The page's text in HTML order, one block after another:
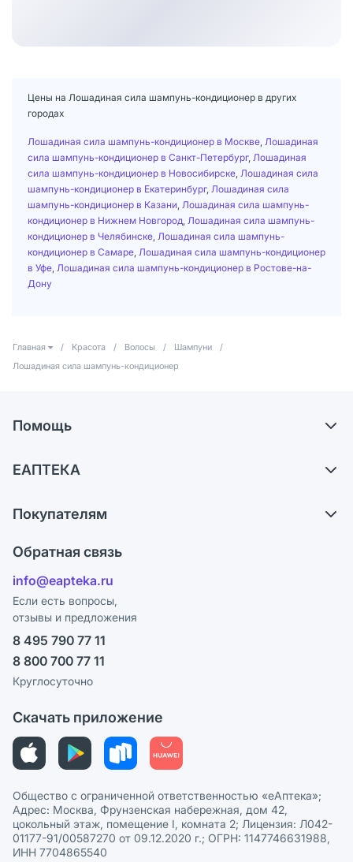
Цены на Лошадиная сила шампунь-кондиционер в других
городах
Лошадиная сила шампунь-кондиционер в Москве Лошадиная
сила шампунь-кондиционер в Санкт-Петербург, Лошадиная
сила шампунь-кондиционер в Новосибирске Лошадиная сила
шампунь-кондиционер в Екатеринбург, Лошадиная сила
шампунь-кондиционер в Казани Лошадиная сила шампунь-
кондиционер в Нижнем Новгород Лошадиная сила шампунь-
кондиционер в Челябинске Лошадиная сила шампунь-
кондиционер в Самаре Лошадиная сила шампунь-кондиционер
в Уфе Лошадиная сила шампунь-кондиционер в Ростове-на-
Дону
Главная / Красота / Волосы / Шампуни
/
Лошадиная сила шампунь-кондиционер
Помощь
Обмен и возврат
Блог
ЕАПТЕКА
Карьера
Поставщики
Лицензия
Реклама на сайте
Ваши товары на ЕАПТЕКЕ
СМИ о нас
Покупателям
Программа СберСпасибо
Политика конфиденциальности
Пользовательское соглашение
Политика рекомендаций
Политика в отношении обработки персональных данных
Обратная связь
info@eapteka.ru
Если есть вопросы,
отзывы и предложения
8 495 790 77 11
8 800 700 77 11
Круглосуточно
Скачать приложение
Общество с ограниченной ответственностью «еАптека»;
Адрес: Москва, Фрунзенская набережная, дом 42,
цокольный этаж, помещение I, комната 2; Лицензия: Л042-
01177-91/00587270 от 09.12.2020 г.; ОГРН: 1147746631988,
ИНН 7704865540